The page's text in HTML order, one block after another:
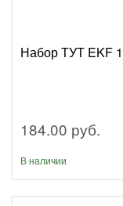
Набор ТУТ EKF
184.00 руб.
В наличии